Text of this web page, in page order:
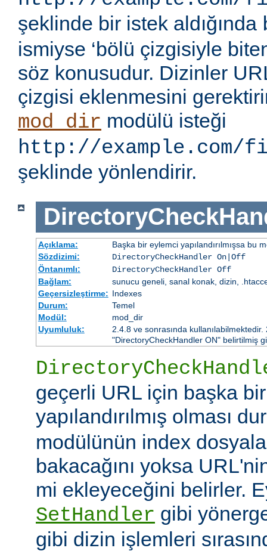
şeklinde bir istek aldığında
ismiyse ‘bölü çizgisiyle
söz konusudur. Dizinler
çizgisi eklenmesini
mod_dir modülü isteği
http://
şeklinde yönlendirir.
Açıklama:
Başka bir eylemci yapılandırılmışsa bu
Sözdizimi:
DirectoryCheckHandler On|Off
Öntanımlı:
DirectoryCheckHandler Off
Bağlam:
sunucu geneli, sanal konak, dizin,
Geçersizleştirme: Indexes
Durum:
Temel
Modül:
mod_dir
Uyumluluk:
2.4.8 ve sonrasında
"DirectoryCheckHandler ON" belirtilmiş
geçerli URL için başka
yapılandırılmış olması
modülünün index
bakacağını yoksa
mi ekleyeceğini belirler.
SetHandler gibi
gibi dizin işlemleri